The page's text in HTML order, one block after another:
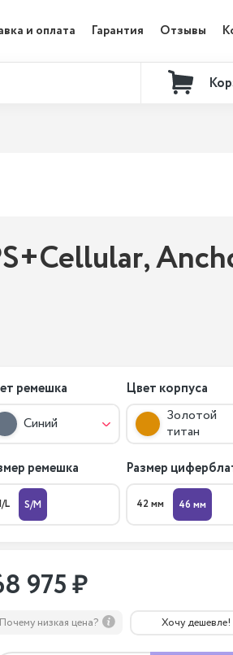
и оплата Гарантия Отзывы
ремешка
Синий
Цвет корпуса
Золотой
титан
ремешка
L S/M
Размер
42 мм 46 мм
975 ₽
Почему низкая цена? Хочу дешевле!